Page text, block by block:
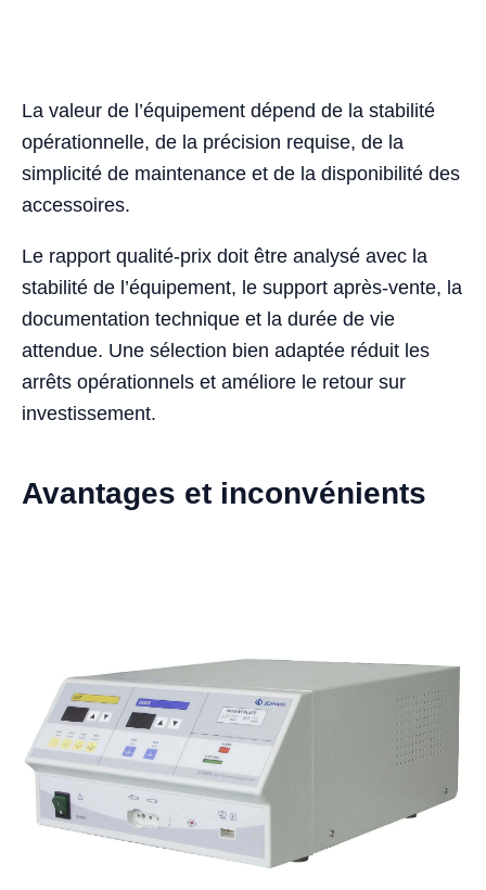
La valeur de l’équipement dépend de la stabilité
opérationnelle, de la précision requise, de la
simplicité de maintenance et de la disponibilité des
accessoires.
Le rapport qualité-prix doit être analysé avec la
stabilité de l’équipement, le support après-vente, la
documentation technique et la durée de vie
attendue. Une sélection bien adaptée réduit les
arrêts opérationnels et améliore le retour sur
investissement.
Avantages et inconvénients